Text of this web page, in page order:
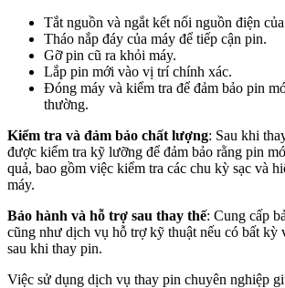
Tắt nguồn và ngắt kết nối nguồn điện
Tháo nắp đáy của máy để tiếp cận pin.
Gỡ pin cũ ra khỏi máy.
Lắp pin mới vào vị trí chính xác.
Đóng máy và kiểm tra để đảm bảo pin
thường.
Kiểm tra và đảm bảo chất lượng: Sau khi
được kiểm tra kỹ lưỡng để đảm bảo rằng pin
quả, bao gồm việc kiểm tra các chu kỳ sạc và
máy.
Bảo hành và hỗ trợ sau thay thế: Cung cấp
cũng như dịch vụ hỗ trợ kỹ thuật nếu có bất kỳ
sau khi thay pin.
Việc sử dụng dịch vụ thay pin chuyên nghiệp